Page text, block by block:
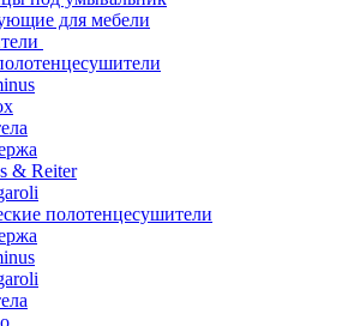
для мебели
& Reiter
полотенцесушители